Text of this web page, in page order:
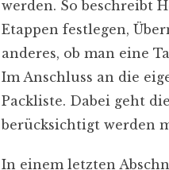
werden. So beschreibt
Etappen festlegen,
anderes, ob man eine
Im Anschluss an die
Packliste. Dabei geht
berücksichtigt werden
In einem letzten